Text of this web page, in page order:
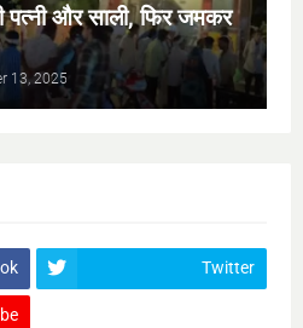
और साली, फिर जमकर
13, 2025
Twitter